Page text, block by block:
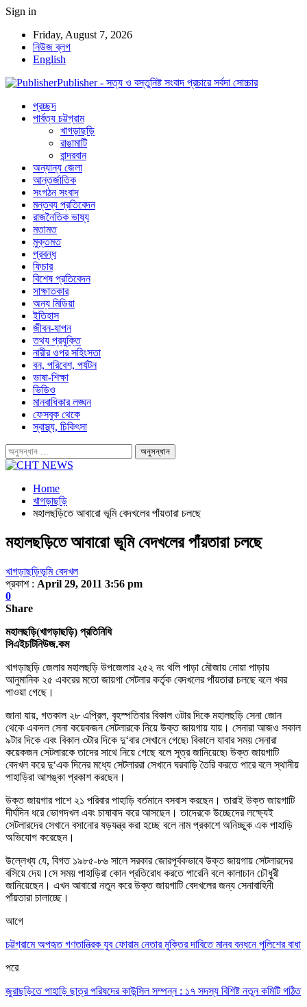
Sign in
Friday, August 7, 2026
নিউজ ব্লগ
English
Publisher - সত্য ও বস্তুনিষ্ট সংবাদ প্রচারে সর্বদা সোচ্চার
প্রচ্ছদ
পার্বত্য চট্টগ্রাম
খাগড়াছড়ি
রাঙামাটি
বান্দরবান
অন্যান্য জেলা
আন্তর্জাতিক
সংগঠন সংবাদ
মন্তব্য প্রতিবেদন
রাজনৈতিক ভাষ্য
মতামত
মুক্তমত
প্রবন্ধ
ফিচার
বিশেষ প্রতিবেদন
সাক্ষাতকার
অন্য মিডিয়া
ইতিহাস
জীবন-যাপন
তথ্য প্রযুক্তি
নারীর ওপর সহিংসতা
বন, পরিবেশ, পর্যটন
ভাষা-শিক্ষা
ভিডিও
মানবাধিকার লঙ্ঘন
ফেসবুক থেকে
স্বাস্থ্য, চিকিৎসা
Home
খাগড়াছড়ি
মহালছড়িতে আবারো ভূমি বেদখলের পাঁয়তারা চলছে
মহালছড়িতে আবারো ভূমি বেদখলের পাঁয়তারা চলছে
খাগড়াছড়িভূমি বেদখল
প্রকাশ : April 29, 2011 3:56 pm
0
Share
মহালছড়ি(খাগড়াছড়ি) প্রতিনিধি
সিএইচটিনিউজ.কম
খাগড়াছড়ি জেলার মহালছড়ি উপজেলার ২৫২ নং থলি পাড়া মৌজায় নোয়া পাড়ায়
আনুমানিক ২৫ একরের মতো জায়গা সেটলার কর্তৃক বেদখলের পাঁয়তারা চলছে বলে খবর
পাওয়া গেছে।
জানা যায়, গতকাল ২৮ এপ্রিল, বৃহস্পতিবার বিকাল ৩টার দিকে মহালছড়ি সেনা জোন
থেকে একদল সেনা কয়েকজন সেটলারকে নিয়ে উক্ত জায়গায় যায় । সেনারা আজও সকাল
৯টার দিকে এবং বিকাল ৩টার দিকে দু‘বার সেখানে গেছে৷ বিকালে যাবার সময় সেনারা
কয়েকজন সেটলারকে তাদের সাথে নিয়ে গেছে বলে সূত্র জানিয়েছে৷ উক্ত জায়গাটি
বেদখল করে দু‘এক দিনের মধ্যে সেটলাররা সেখানে ঘরবাড়ি তৈরি করতে পারে বলে স্থানীয়
পাহাড়িরা আশঙ্কা প্রকাশ করছেন।
উক্ত জায়গার পাশে ২১ পরিবার পাহাড়ি বর্তমানে বসবাস করছেন। তারাই উক্ত জায়গাটি
দীর্ঘদিন ধরে ভোগদখল এবং চাষাবাদ করে আসছেন। তাদেরকে উচ্ছেদের লক্ষ্যেই
সেটলারদের সেখানে বসানোর ষড়যন্ত্র করা হচ্ছে বলে নাম প্রকাশে অনিচ্ছুক এক পাহাড়ি
অভিযোগ করেছেন।
উল্লেখ্য যে, বিগত ১৯৮৫-৮৬ সালে সরকার জোরপূর্বকভাবে উক্ত জায়গায় সেটলারদের
বসিয়ে দেয়। সে সময় পাহাড়িরা কোন প্রতিরোধ করতে পারেনি বলে কালাচান চৌধুরী
জানিয়েছেন। এখন আবারো নতুন করে উক্ত জায়গাটি বেদখলের জন্য সেনাবাহিনী
পাঁয়তারা চালাচ্ছে।
আগে
চট্টগ্রামে অপহৃত গণতান্ত্রিক যুব ফোরাম নেতার মুক্তির দাবিতে মানব বন্ধনে পুলিশের বাধা
পরে
জুরাছড়িতে পাহাড়ি ছাত্র পরিষদের কাউন্সিল সম্পন্ন : ১৭ সদস্য বিশিষ্ট নতুন কমিটি গঠিত